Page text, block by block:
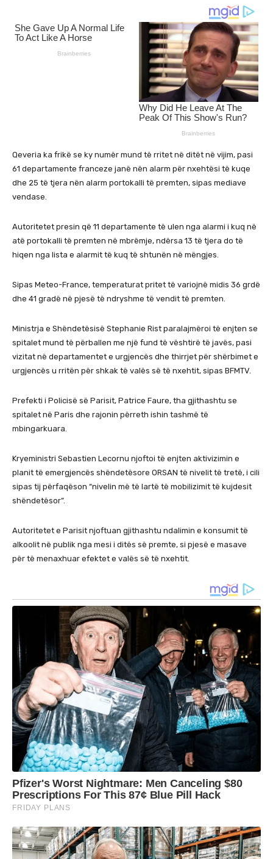
Qeveria ka frikë se ky numër mund të rritet në ditët në vijim, pasi
61 departamente franceze janë nën alarm për nxehtësi të kuqe
dhe 25 të tjera nën alarm portokalli të premten, sipas mediave
vendase.
Autoritetet presin që 11 departamente të ulen nga alarmi i kuq në
atë portokalli të premten në mbrëmje, ndërsa 13 të tjera do të
hiqen nga lista e alarmit të kuq të shtunën në mëngjes.
Sipas Meteo-France, temperaturat pritet të variojnë midis 36 grdë
dhe 41 gradë në pjesë të ndryshme të vendit të premten.
Ministrja e Shëndetësisë Stephanie Rist paralajmëroi të enjten se
spitalet mund të përballen me një fund të vështirë të javës, pasi
vizitat në departamentet e urgjencës dhe thirrjet për shërbimet e
urgjencës u rritën për shkak të valës së të nxehtit, sipas BFMTV.
Prefekti i Policisë së Parisit, Patrice Faure, tha gjithashtu se
spitalet në Paris dhe rajonin përreth ishin tashmë të
mbingarkuara.
Kryeministri Sebastien Lecornu njoftoi të enjten aktivizimin e
planit të emergjencës shëndetësore ORSAN të nivelit të tretë, i cili
sipas tij përfaqëson “nivelin më të lartë të mobilizimit të kujdesit
shëndetësor”.
Autoritetet e Parisit njoftuan gjithashtu ndalimin e konsumit të
alkoolit në publik nga mesi i ditës së premte, si pjesë e masave
për të menaxhuar efektet e valës së të nxehtit.